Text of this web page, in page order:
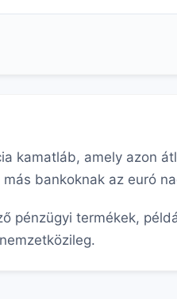
kamatláb, amely azon
bankoknak az euró
pénzügyi termékek,